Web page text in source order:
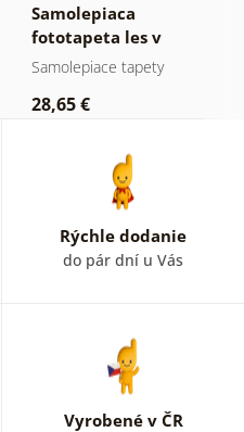
Samolepiaca
fototapeta les v
hmle
Samolepiace tapety
28,65 €
Rýchle dodanie
do pár dní u Vás
Vyrobené v ČR